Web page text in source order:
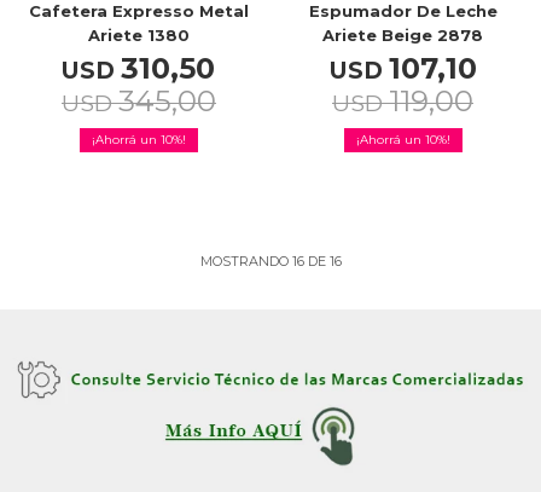
Cafetera Expresso Metal
Ariete 1380
USD 310,50
USD 345,00
10
Espumador De Leche
Ariete Beige 2878
USD 107,10
USD 119,00
10
MOSTRANDO 16DE 16